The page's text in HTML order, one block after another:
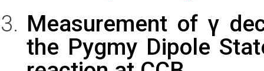
Measurement of γ
the Pygmy Dipole